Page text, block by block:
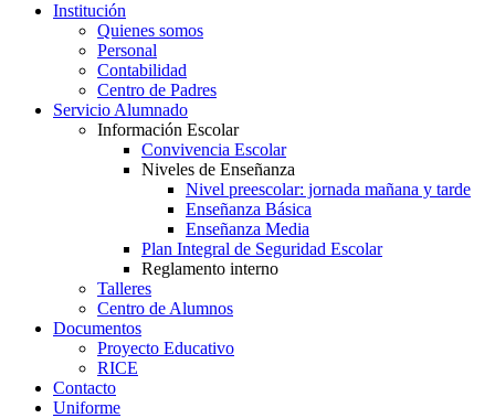
Institución
Quienes somos
Personal
Contabilidad
Centro de Padres
Servicio Alumnado
Información Escolar
Convivencia Escolar
Niveles de Enseñanza
Nivel preescolar: jornada mañana y tarde
Enseñanza Básica
Enseñanza Media
Plan Integral de Seguridad Escolar
Reglamento interno
Talleres
Centro de Alumnos
Documentos
Proyecto Educativo
RICE
Contacto
Uniforme